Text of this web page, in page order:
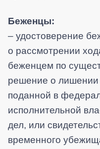
Беженцы:
– удостоверение
о рассмотрении
беженцем по
решение о лишении
поданной в
исполнительной
дел, или
временного